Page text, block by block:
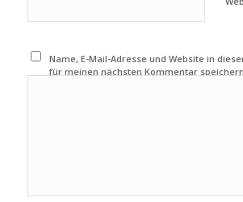
Name, E-Mail-Adresse und Website in
für meinen nächsten Kommentar speichern.